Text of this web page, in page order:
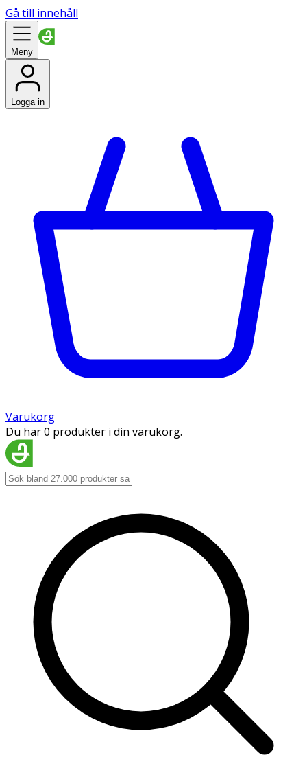
Gå till innehåll
Meny
Logga in
Varukorg
Du har 0 produkter i din varukorg.